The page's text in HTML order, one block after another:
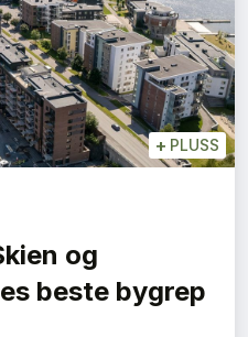
+ PLUSS
og
beste bygrep